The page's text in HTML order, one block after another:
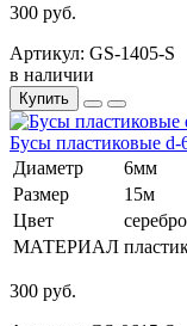
300 руб.
Артикул: GS-1405-S
в наличии
Купить
Бусы пластиковые d-
Диаметр
6мм
Размер
15м
Цвет
серебро
МАТЕРИАЛ
300 руб.